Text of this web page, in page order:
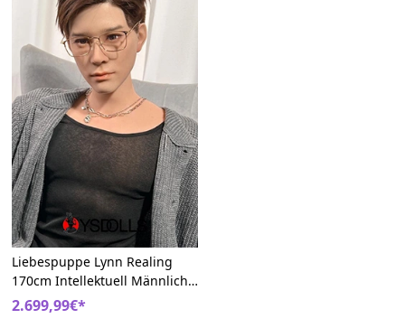
Liebespuppe Lynn Realing
170cm Intellektuell Männliche
Real Doll
2.699,99€*